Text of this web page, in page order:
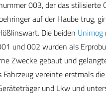
003, der das stilisierte
auf der Haube trug,
Die beiden Unimog
und 002 wurden als
Zwecke gebaut und
Fahrzeug vereinte erstmals
und Lkw und